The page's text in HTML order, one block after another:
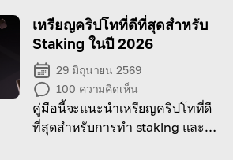
เหรียญคริปโทที่ดีที่สุดสำหรับ
Staking ในปี 2026
29 มิถุนายน 2569
100 ความคิดเห็น
คู่มือนี้จะแนะนำเหรียญคริปโทที่ดี
ที่สุดสำหรับการทำ staking และวิธี